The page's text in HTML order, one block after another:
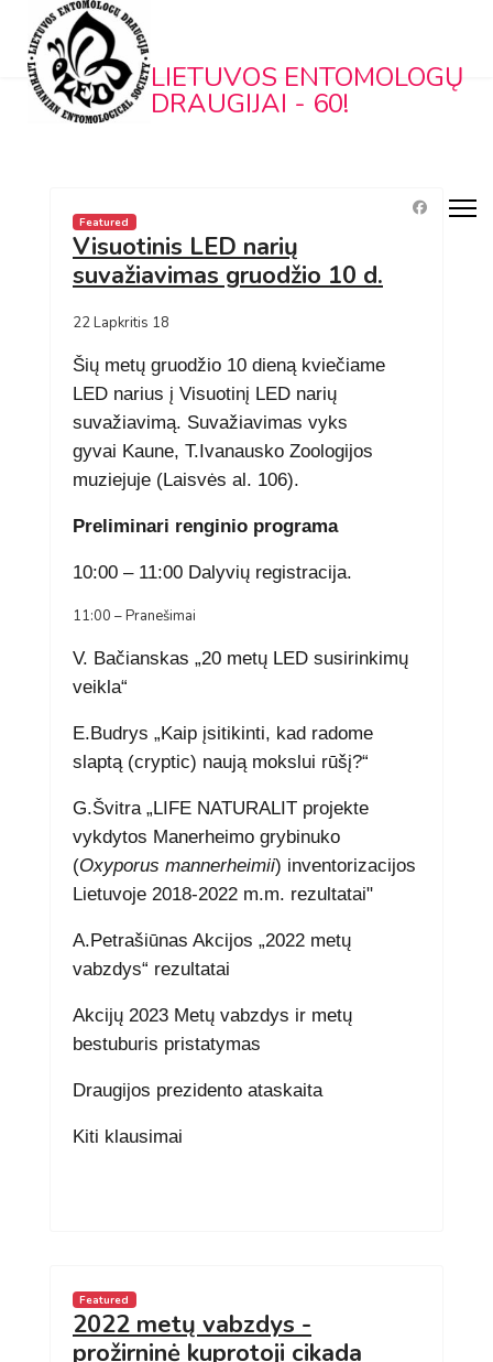
LIETUVOS ENTOMOLOGŲ
DRAUGIJAI - 60!
Featured
Visuotinis LED narių
suvažiavimas gruodžio 10 d.
22 Lapkritis 18
Šių metų gruodžio 10 dieną kviečiame
LED narius į Visuotinį LED narių
suvažiavimą. Suvažiavimas vyks
gyvai Kaune, T.Ivanausko Zoologijos
muziejuje (Laisvės al. 106).
Preliminari renginio programa
10:00 – 11:00 Dalyvių registracija.
11:00 – Pranešimai
V. Bačianskas „20 metų LED susirinkimų
veikla“
E.Budrys „Kaip įsitikinti, kad radome
slaptą (cryptic) naują mokslui rūšį?“
G.Švitra „LIFE NATURALIT projekte
vykdytos Manerheimo grybinuko
(Oxyporus mannerheimii) inventorizacijos
Lietuvoje 2018-2022 m.m. rezultatai"
A.Petrašiūnas Akcijos „2022 metų
vabzdys“ rezultatai
Akcijų 2023 Metų vabzdys ir metų
bestuburis pristatymas
Draugijos prezidento ataskaita
Kiti klausimai
Featured
2022 metų vabzdys -
prožirninė kuprotoji cikada